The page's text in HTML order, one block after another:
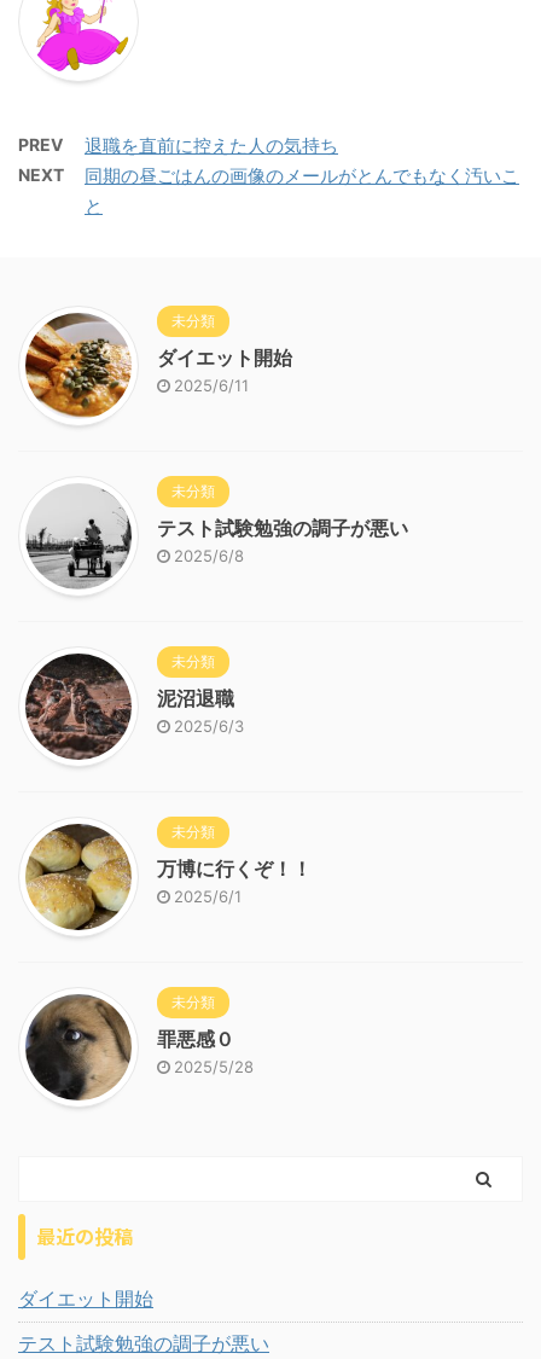
PREV 退職を直前に控えた人の気持ち
NEXT
同期の昼ごはんの画像のメールがとんでもなく汚いこ
と
未分類
ダイエット開始
2025/6/11
未分類
テスト試験勉強の調子が悪い
2025/6/8
未分類
泥沼退職
2025/6/3
未分類
万博に行くぞ！！
2025/6/1
未分類
罪悪感０
2025/5/28
最近の投稿
ダイエット開始
テスト試験勉強の調子が悪い